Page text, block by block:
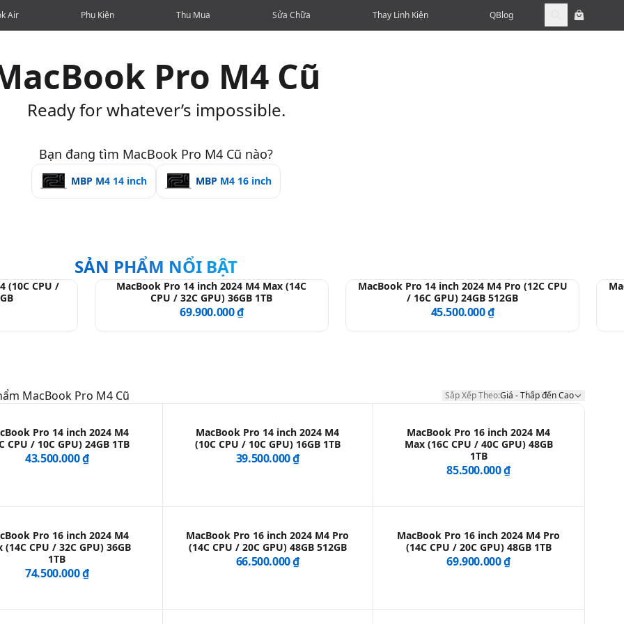
Air Phụ Kiện Thu Mua Sửa Chữa Thay Linh Kiện QBlog
Pro M4 Cũ
Ready for whatever’s impossible.
Bạn đang tìm MacBook Pro M4 Cũ nào?
MBP M4 14 inch MBP M4 16 inch
SẢN PHẨM NỔI BẬT
(10C CPU /
MacBook Pro 14 inch 2024 M4 Max (14C
CPU / 32C GPU) 36GB 1TB
69.900.000 ₫
MacBook Pro 14 inch 2024 M4 Pro (12C CPU
/ 16C GPU) 24GB 512GB
45.500.000 ₫
Sắp Xếp Theo:
MacBook Pro M4 Cũ Sắp Xếp Theo:Giá - Thấp đến Cao
Pro 14 inch 2024 M4
CPU / 10C GPU) 24GB 1TB
43.500.000 ₫
MacBook Pro 14 inch 2024 M4
(10C CPU / 10C GPU) 16GB 1TB
39.500.000 ₫
MacBook Pro 16 inch 2024 M4
Max (16C CPU / 40C GPU) 48GB
1TB
85.500.000 ₫
Pro 16 inch 2024 M4
(14C CPU / 32C GPU) 36GB
1TB
74.500.000 ₫
MacBook Pro 16 inch 2024 M4 Pro
(14C CPU / 20C GPU) 48GB 512GB
66.500.000 ₫
MacBook Pro 16 inch 2024 M4 Pro
(14C CPU / 20C GPU) 48GB 1TB
69.900.000 ₫